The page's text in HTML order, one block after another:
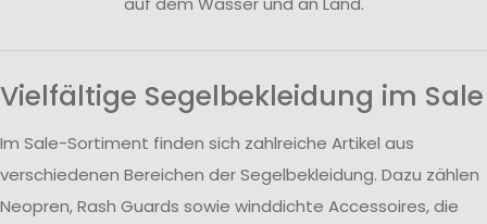
Vielfältige Segelbekleidung im Sale
Im Sale-Sortiment finden sich zahlreiche Artikel aus
verschiedenen Bereichen der Segelbekleidung. Dazu zählen
Neopren, Rash Guards sowie winddichte Accessoires, die